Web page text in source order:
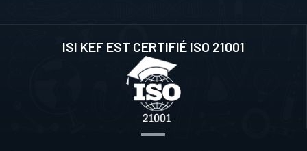
ISI KEF EST CERTIFIÉ ISO 21001